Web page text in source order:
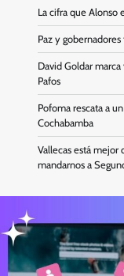
La cifra que Alonso
Paz y
David Goldar
Pafos
Pofoma rescata a
Cochabamba
Vallecas está mejor
mandarnos a